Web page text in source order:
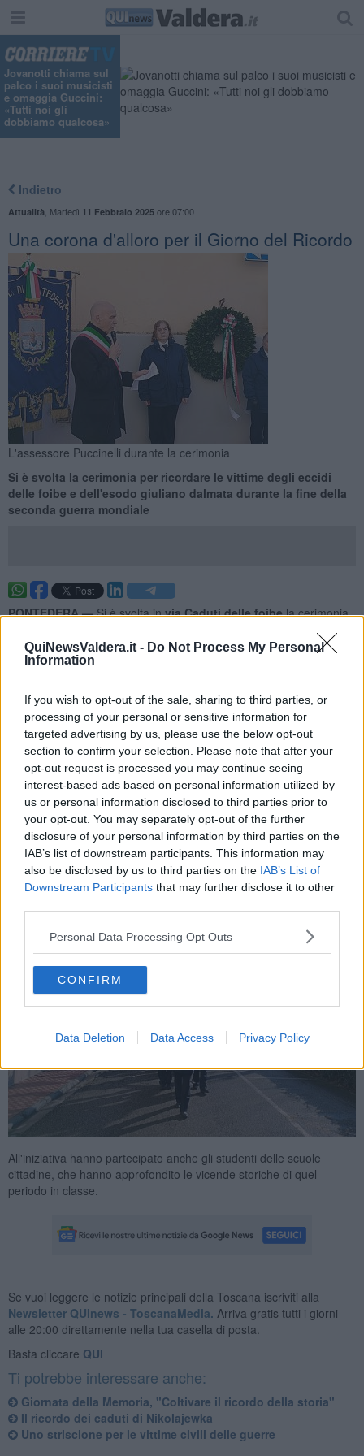
QuiNewsValdera.it - Do Not Process My Personal
Information
If you wish to opt-out of the sale, sharing to third parties, or
processing of your personal or sensitive information for
targeted advertising by us, please use the below opt-out
section to confirm your selection. Please note that after your
opt-out request is processed you may continue seeing
interest-based ads based on personal information utilized by
us or personal information disclosed to third parties prior to
your opt-out. You may separately opt-out of the further
disclosure of your personal information by third parties on the
IAB’s list of downstream participants. This information may
also be disclosed by us to third parties on the IAB’s List of
Downstream Participants that may further disclose it to other
Personal Data Processing Opt Outs
CONFIRM
Data Deletion Data Access Privacy Policy
Jovanotti chiama sul
palco i suoi musicisti
e omaggia Guccini:
«Tutti noi gli
dobbiamo qualcosa»
Indietro
Attualità Martedì 11 Febbraio 2025ore 07:00
Una corona d'alloro per il Giorno del Ricordo
L'assessore Puccinelli durante la cerimonia
Si è svolta la cerimonia per ricordare le vittime degli eccidi
delle foibe e dell'esodo giuliano dalmata durante la fine della
seconda guerra mondiale
PONTEDERA —Si è svolta invia Caduti delle foibela cerimonia
sui massacri delle foibe, gli eccidi contro gli italiani in Friuli-Venezia
Giulia nel periodo conclusivo della seconda guerra mondiale, e
Com'era stato annunciato nei giorni scorsi, a Pontedera la
cerimonia ha visto lacollocazione di una corona d'alloro
nella via dedicata alle vittime di quelle stragi.
Oltre all'assessoreAlessandro Puccinelli per l'amministrazione
comunale, hanno partecipato anche consiglieri comunali e le
associazioni come l'Istituto del Nastro Azzurroe laCroce Rossa
Italiana.
All'iniziativa hanno partecipato anche gli studenti delle scuole
cittadine, che hanno approfondito le vicende storiche di quel
periodo in classe.
Se vuoi leggere le notizie principali della Toscana iscriviti alla
Newsletter QUInews - ToscanaMedia. Arriva gratis tutti i giorni
alle 20:00 direttamente nella tua casella di posta.
Basta cliccare QUI
Ti potrebbe interessare anche:
Giornata della Memoria, "Coltivare il ricordo della storia"
Il ricordo dei caduti di Nikolajewka
Uno striscione per le vittime civili delle guerre